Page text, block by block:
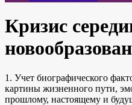
Кризис
1. Учет биографического
картины жизненного пути,
прошлому, настоящему и